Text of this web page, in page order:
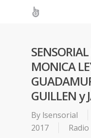
MONICA
GUILLEN y
By lsensorial
2017
Radio